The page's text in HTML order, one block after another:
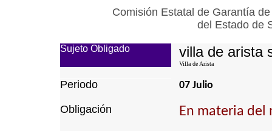
Comisión Estatal de Garantía
del Estado de
Sujeto Obligado villa de arista
Villa de Arista
Periodo 07 Julio
Obligación En materia del